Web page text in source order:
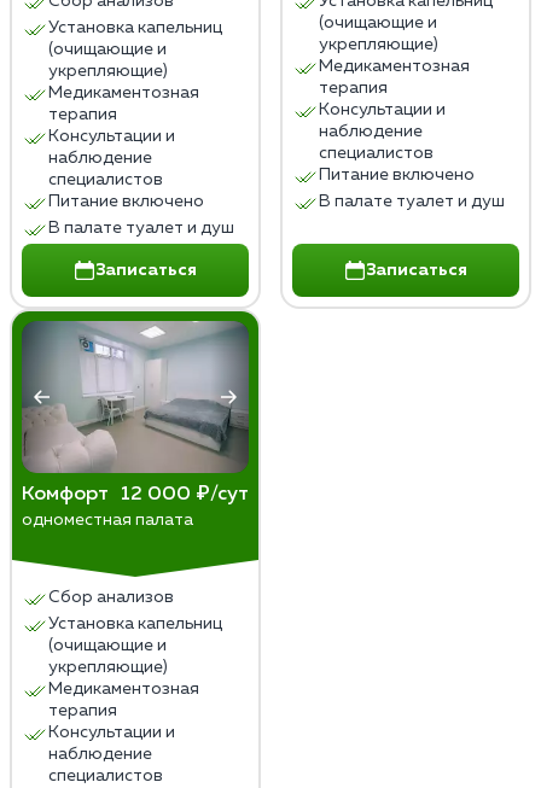
Установка капельниц
(очищающие и
укрепляющие)
Медикаментозная
терапия
Консультации и
наблюдение
специалистов
Питание включено
В палате туалет и душ
Записаться
(очищающие и
укрепляющие)
Медикаментозная
терапия
Консультации и
наблюдение
специалистов
Питание включено
В палате туалет и душ
Записаться
Комфорт 12 000 ₽/сут
одноместная палата
Сбор анализов
Установка капельниц
(очищающие и
укрепляющие)
Медикаментозная
терапия
Консультации и
наблюдение
специалистов